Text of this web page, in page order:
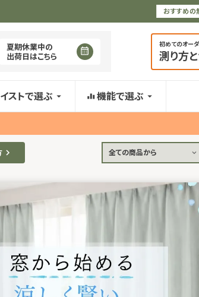
おすすめの
夏期休業中の
出荷日はこちら
初めてのオー
測り方
ストで選ぶ 機能で選ぶ
全ての商品から